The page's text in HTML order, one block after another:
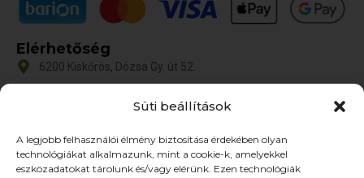
Süti beállítások
A legjobb felhasználói élmény biztosítása érdekében olyan
technológiákat alkalmazunk, mint a cookie-k, amelyekkel
eszközadatokat tárolunk és/vagy elérünk. Ezen technológiák
Elérhetőség
6200 Kiskőrös, Dózsa Gy. út 52.
Nyitvatartás
Hétfő-Péntek: 9:00-17:00